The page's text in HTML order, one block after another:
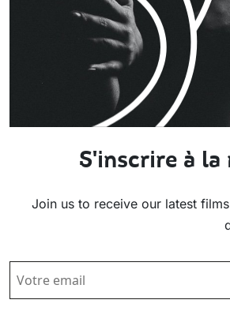
S'inscrire à
Join us to receive our latest
EMAIL